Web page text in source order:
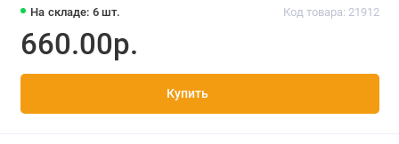
На складе: 6 шт. Код товара: 21912
660.00р.
Купить